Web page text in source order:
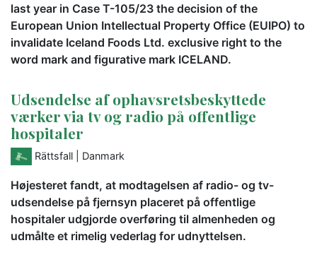
last year in Case T-105/23 the decision of the
European Union Intellectual Property Office (EUIPO) to
invalidate Iceland Foods Ltd. exclusive right to the
word mark and figurative mark ICELAND.
Udsendelse af ophavsretsbeskyttede
værker via tv og radio på offentlige
hospitaler
Rättsfall | Danmark
Højesteret fandt, at modtagelsen af radio- og tv-
udsendelse på fjernsyn placeret på offentlige
hospitaler udgjorde overføring til almenheden og
udmålte et rimelig vederlag for udnyttelsen.